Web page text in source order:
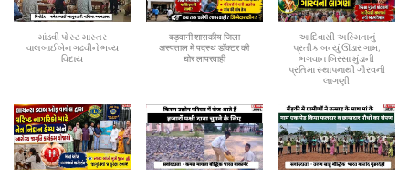
માંડવી પોસ્ટ માસ્તર
વાલબાઈબેન ગઢવીને ભવ્ય
વિદાય
बड़वानी शासकीय जिला
अस्पताल में पदस्थ डॉक्टर की
घोर लापरवाही
આદિવાસી અસ્મિતાનું
પ્રતીક બન્યું ઊંડાર ગામ,
ભગવાન બિરસા મુંડાની
પ્રતિમા સ્થાપનાથી ગૌરવની
લાગણી